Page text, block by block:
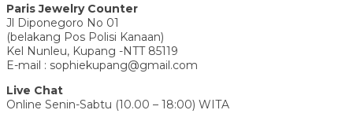
Paris Jewelry Counter
Jl Diponegoro No 01
(belakang Pos Polisi Kanaan)
Kel Nunleu, Kupang -NTT 85119
E-mail : sophiekupang@gmail.com
Live Chat
Online Senin-Sabtu (10.00 – 18:00) WITA